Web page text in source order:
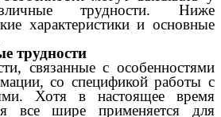
трудности. Ниже
характеристики и основные
трудности
связанные с особенностями
со спецификой работы с
Хотя в настоящее время
все шире применяется для